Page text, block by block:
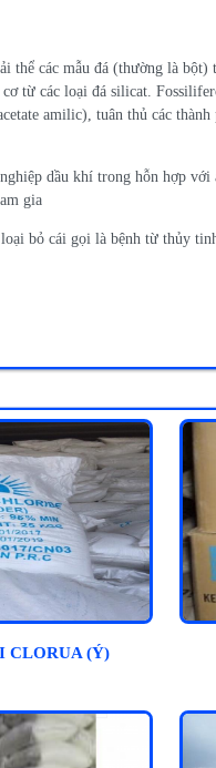
thể các mẫu đá (thường là
từ các loại đá silicat.
amilic), tuân thủ các
dầu khí trong hỗn hợp
gia
bỏ cái gọi là bệnh từ thủy
CLORUA (Ý)